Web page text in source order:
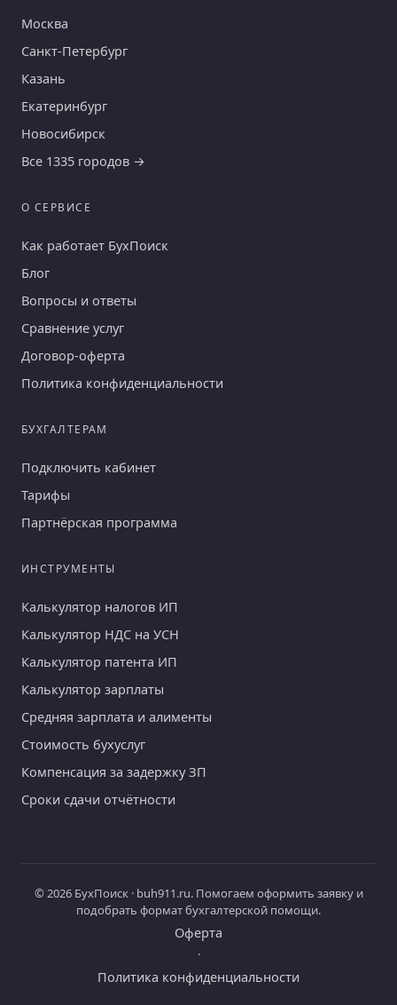
Москва
Санкт-Петербург
Казань
Екатеринбург
Новосибирск
Все 1335 городов →
О СЕРВИСЕ
Как работает БухПоиск
Блог
Вопросы и ответы
Сравнение услуг
Договор-оферта
Политика конфиденциальности
БУХГАЛТЕРАМ
Подключить кабинет
Тарифы
Партнёрская программа
ИНСТРУМЕНТЫ
Калькулятор налогов ИП
Калькулятор НДС на УСН
Калькулятор патента ИП
Калькулятор зарплаты
Средняя зарплата и алименты
Стоимость бухуслуг
Компенсация за задержку ЗП
Сроки сдачи отчётности
© 2026 БухПоиск · buh911.ru. Помогаем оформить заявку и
подобрать формат бухгалтерской помощи.
Оферта
·
Политика конфиденциальности